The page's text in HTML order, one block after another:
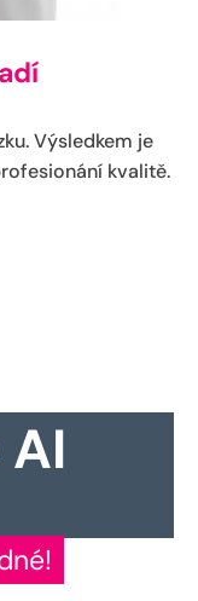
Výsledkem je
kvalitě.